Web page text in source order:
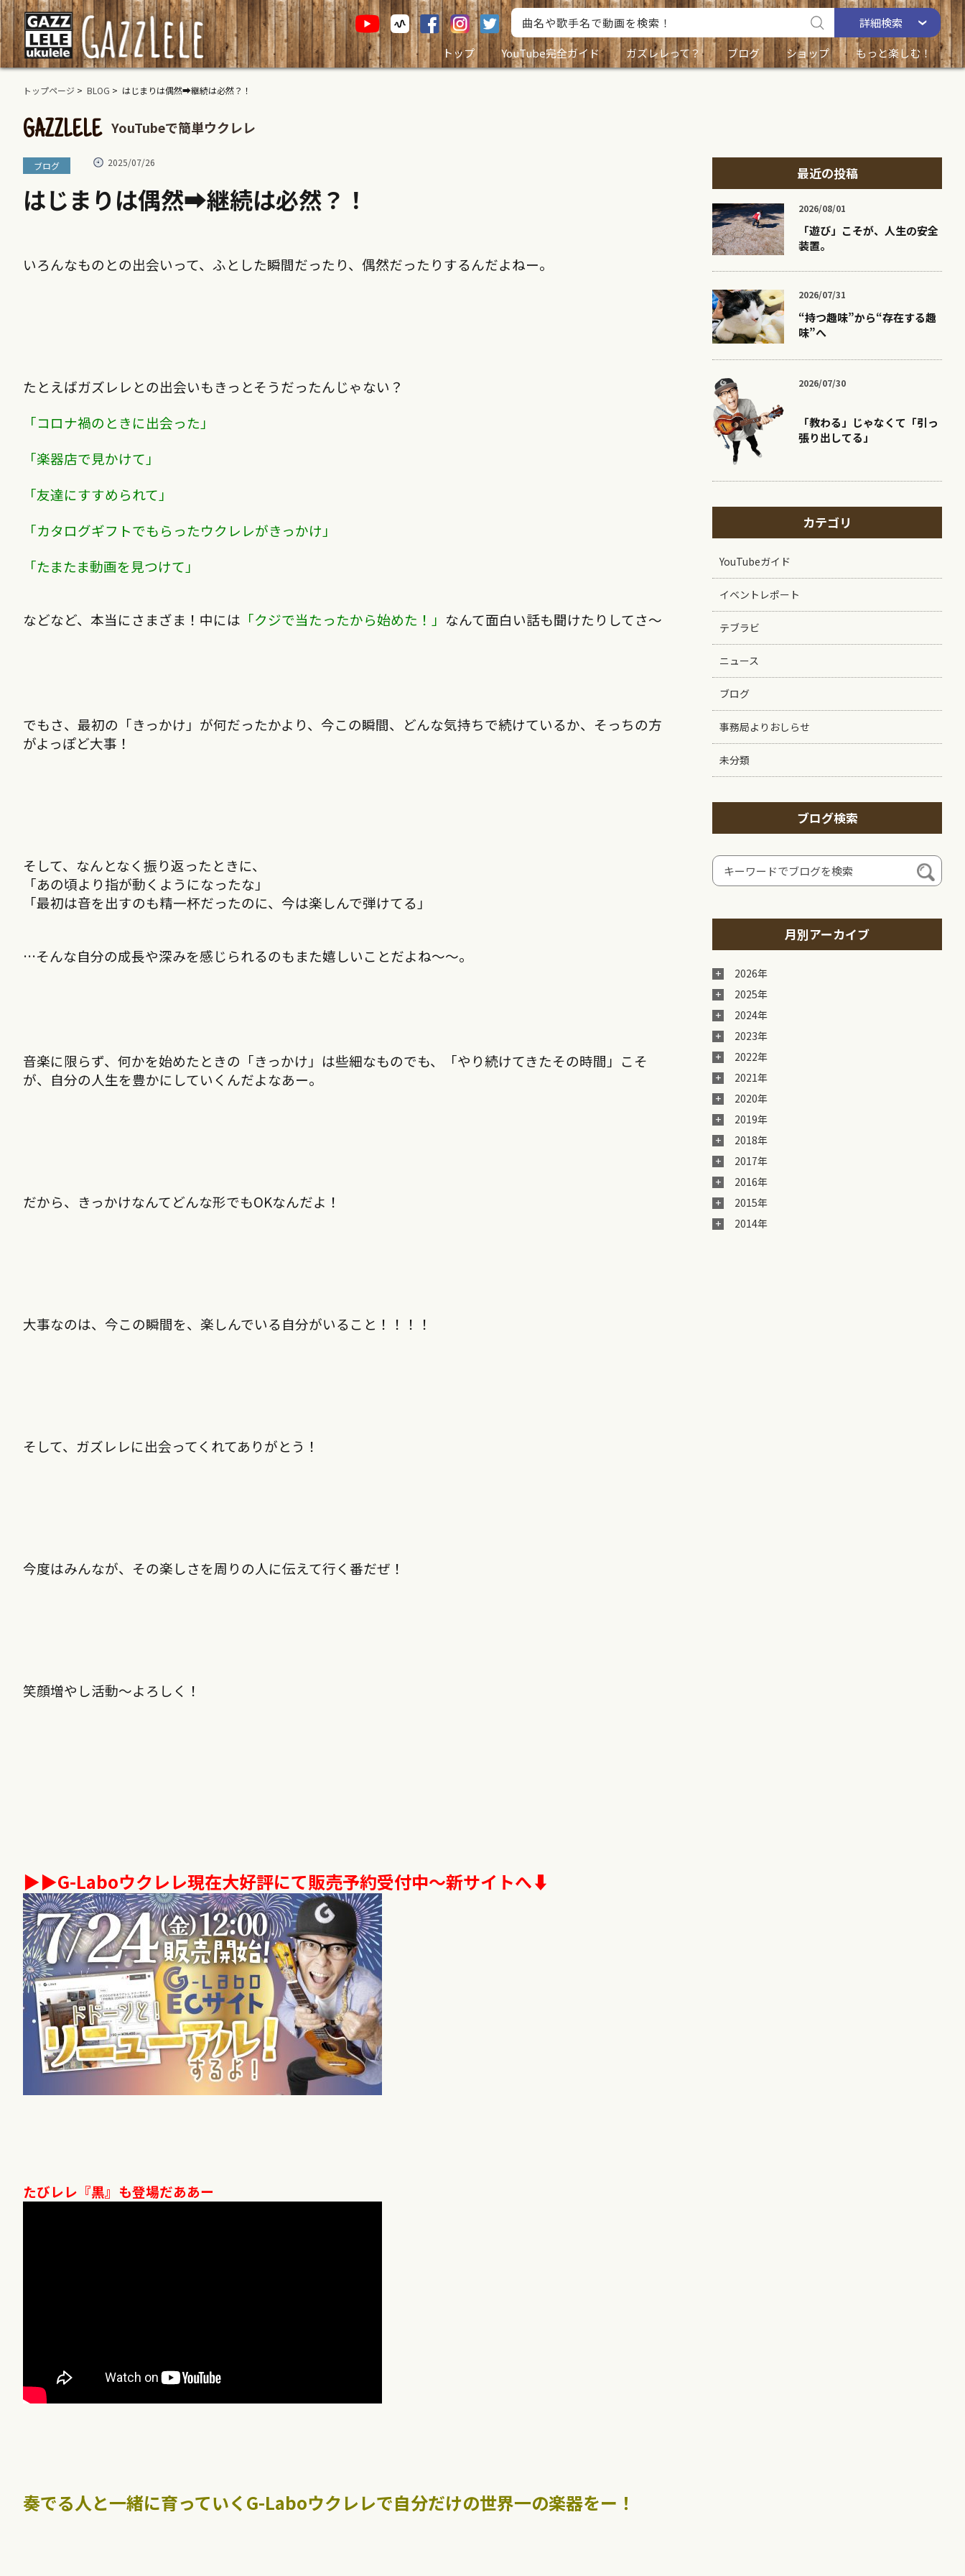
詳細検索
トップ
YouTube完全ガイド ガズレレって？ ブログ ショップ もっと楽しむ！
トップページ > BLOG > はじまりは偶然➡︎継続は必然？！
GAZZLELE YouTubeで簡単ウクレレ
ブログ 2025/07/26
はじまりは偶然➡︎継続は必然？！
いろんなものとの出会いって、ふとした瞬間だったり、偶然だったりするんだよねー。
たとえばガズレレとの出会いもきっとそうだったんじゃない？
「コロナ禍のときに出会った」
「楽器店で見かけて」
「友達にすすめられて」
「カタログギフトでもらったウクレレがきっかけ」
「たまたま動画を見つけて」
などなど、本当にさまざま！中には 「クジで当たったから始めた！」 なんて面白い話も聞けたりしてさ〜
でもさ、最初の「きっかけ」が何だったかより、今この瞬間、どんな気持ちで続けているか、そっちの方
がよっぽど大事！
そして、なんとなく振り返ったときに、
「あの頃より指が動くようになったな」
「最初は音を出すのも精一杯だったのに、今は楽しんで弾けてる」
…そんな自分の成長や深みを感じられるのもまた嬉しいことだよね〜〜。
音楽に限らず、何かを始めたときの「きっかけ」は些細なものでも、「やり続けてきたその時間」こそ
が、自分の人生を豊かにしていくんだよなあー。
だから、きっかけなんてどんな形でもOKなんだよ！
大事なのは、今この瞬間を、楽しんでいる自分がいること！！！！
そして、ガズレレに出会ってくれてありがとう！
今度はみんなが、その楽しさを周りの人に伝えて行く番だぜ！
笑顔増やし活動〜よろしく！
▶︎▶︎G-Laboウクレレ現在大好評にて販売予約受付中～新サイトへ⬇︎
たびレレ『黒』も登場だああー
奏でる人と一緒に育っていくG-Laboウクレレで自分だけの世界一の楽器をー！
最近の投稿
2026/08/01
「遊び」こそが、人生の安全
装置。
2026/07/31
“持つ趣味”から“存在する趣
味”へ
2026/07/30
「教わる」じゃなくて「引っ
張り出してる」
カテゴリ
YouTubeガイド
イベントレポート
テブラビ
ニュース
ブログ
事務局よりおしらせ
未分類
ブログ検索
月別アーカイブ
2026年
2025年
2024年
2023年
2022年
2021年
2020年
2019年
2018年
2017年
2016年
2015年
2014年